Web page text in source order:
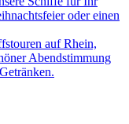
oder einen
auf Rhein,
Abendstimmung